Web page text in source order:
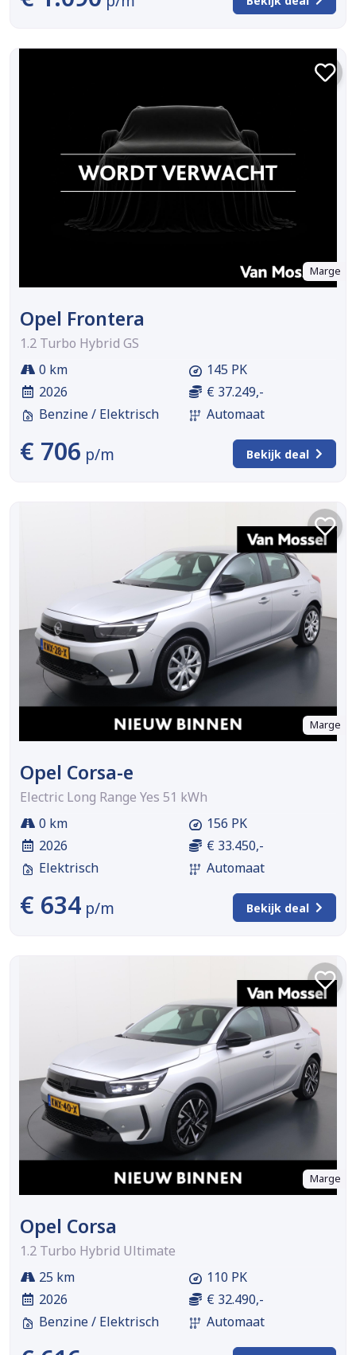
Marge
Opel Frontera
1.2 Turbo Hybrid GS
0 km
2026
Benzine / Elektrisch
145 PK
€ 37.249,-
Automaat
€ 706 p/m Bekijk deal
Marge
Opel Corsa-e
Electric Long Range Yes 51 kWh
0 km
2026
Elektrisch
156 PK
€ 33.450,-
Automaat
€ 634 p/m Bekijk deal
Marge
Opel Corsa
1.2 Turbo Hybrid Ultimate
25 km
2026
Benzine / Elektrisch
110 PK
€ 32.490,-
Automaat